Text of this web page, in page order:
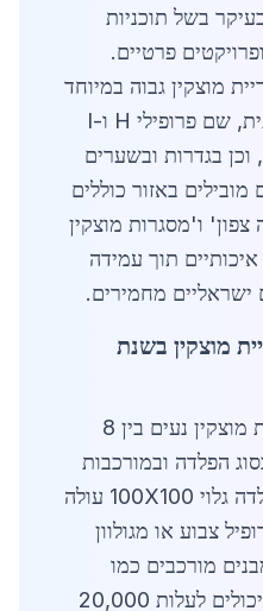
בשל תוכניות
פרטיים.
מוצקין גבוה במיוחד
בתחומי הבנייה הרב-קומתית, שם פרופילי H ו-I
בגדרות ובשערים
באזור כוללים
ו'מסגרות מוצקין
תוך עמידה
מוצקין בשנת
מחירי מסגרות בניין בקריית מוצקין נעים בין 8
בסוג הפלדה ובמורכבות
העיבוד. לדוגמה, פרופיל פלדה גלוי 100X100 עולה
צבוע או מגולוון
מבנים מורכבים כמו
מסגרות לגגות תעשייתיים יכולים לעלות 20,000